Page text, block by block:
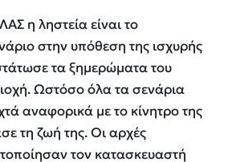
η ληστεία είναι το
στην υπόθεση της ισχυρής
τα ξημερώματα του
Ωστόσο όλα τα σενάρια
αναφορικά με το κίνητρο της
τη ζωή της. Οι αρχές
τον κατασκευαστή